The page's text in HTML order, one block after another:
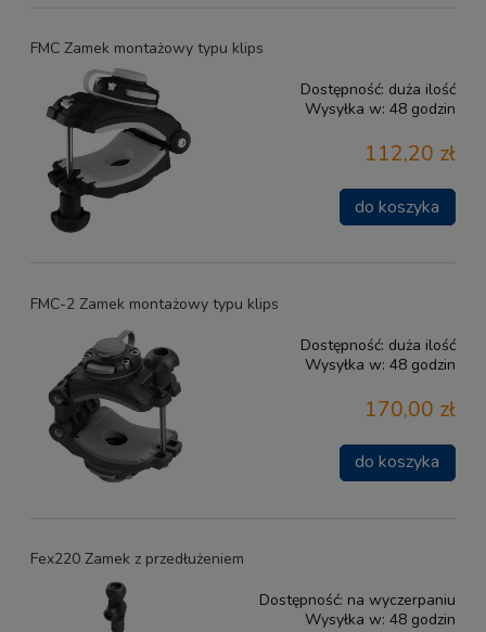
FMC Zamek montażowy typu klips
Dostępność: duża ilość
Wysyłka w: 48 godzin
112,20 zł
do koszyka
FMC-2 Zamek montażowy typu klips
Dostępność: duża ilość
Wysyłka w: 48 godzin
170,00 zł
do koszyka
Fex220 Zamek z przedłużeniem
Dostępność: na wyczerpaniu
Wysyłka w: 48 godzin